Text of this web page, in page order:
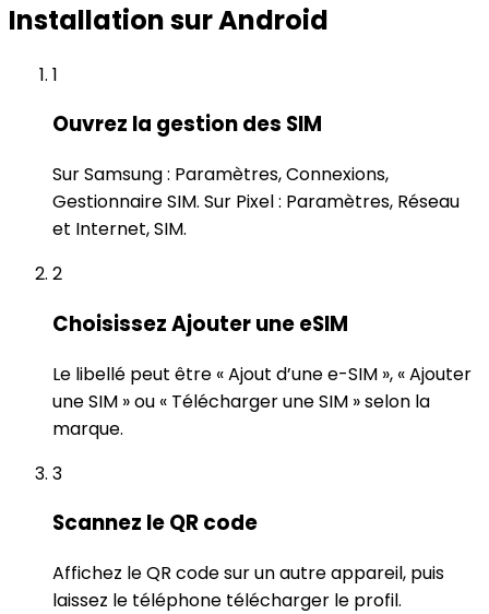
Installation sur Android
1
Ouvrez la gestion des SIM
Sur Samsung : Paramètres, Connexions,
Gestionnaire SIM. Sur Pixel : Paramètres, Réseau
et Internet, SIM.
2
Choisissez Ajouter une eSIM
Le libellé peut être « Ajout d’une e-SIM », « Ajouter
une SIM » ou « Télécharger une SIM » selon la
marque.
3
Scannez le QR code
Affichez le QR code sur un autre appareil, puis
laissez le téléphone télécharger le profil.